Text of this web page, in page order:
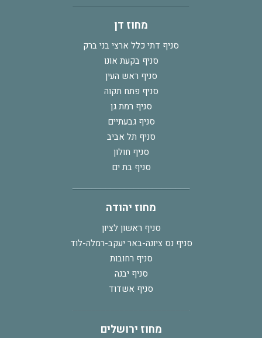
מחוז דן
סניף דתי כלל ארצי בני ברק
סניף בקעת אונו
סניף ראש העין
סניף פתח תקוה
סניף רמת גן
סניף גבעתיים
סניף תל אביב
סניף חולון
סניף בת ים
מחוז יהודה
סניף ראשון לציון
סניף נס ציונה-באר יעקב-רמלה-לוד
סניף רחובות
סניף יבנה
סניף אשדוד
מחוז ירושלים